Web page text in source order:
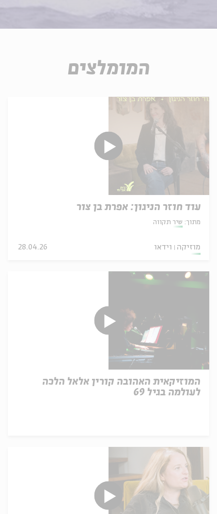
המומלצים
עוד חוזר הניגון: אפרת בן צור
מתוך: שיר תקווה
מוזיקה וידאו 28.04.26
המוזיקאית האהובה קורין אלאל הלכה
לעולמה בגיל 69